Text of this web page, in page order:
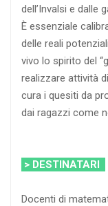
dell’Invalsi e dalle
È essenziale
delle reali
vivo lo spirito del
realizzare attività
cura i quesiti da
dai ragazzi come
> DESTINATARI
Docenti di